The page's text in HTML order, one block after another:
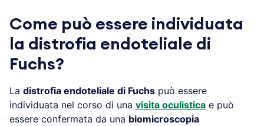
Come può essere individuata
la distrofia endoteliale di
Fuchs?
La distrofia endoteliale di Fuchs può essere
individuata nel corso di una visita oculistica e può
essere confermata da una biomicroscopia